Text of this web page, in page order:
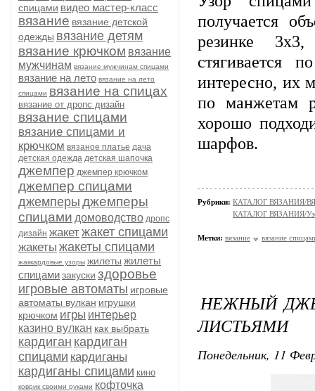
спицами видео мастер-класс
вязание вязание детской
одежды вязание детям
вязание крючком вязание
мужчинам вязание мужчинам спицами
вязание на лето вязание на лето
спицами вязание на спицах
вязание от дропс дизайн
вязание спицами
вязание спицами и
крючком вязаное платье дача
детская одежда детская шапочка
джемпер джемпер крючком
джемпер спицами
джемперы джемперы
спицами домоводство дропс
дизайн жакетжакет спицами
жакеты жакеты спицами
жаккардовые узоры жилеты жилеты
спицамизакуски здоровье
игровые автоматы игровые
автоматы вулкан игрушки
крючком игры интерьер
казино вулкан как выбрать
кардиган кардиган
спицами кардиганы
кардиганы спицами кино
коврик своими руками кофточка
получается
резинке 3х3,
стягивается
интересно, их
по манжетам
хорошо
шарфов.
Рубрики: КАТАЛОГ ВЯЗАНИЯ/
КАТАЛОГ ВЯЗАНИЯ/
Метки: вязание вязание
НЕЖНЫЙ
ЛИСТЬЯМИ
Понедельник, 11